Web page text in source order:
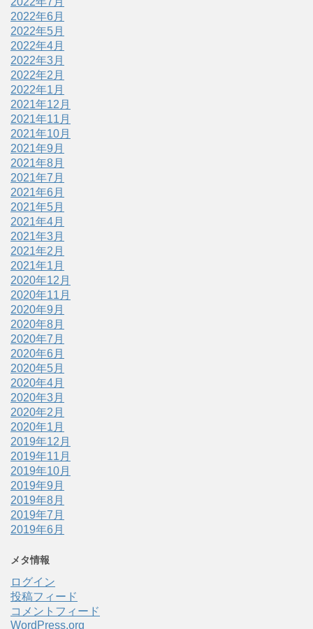
2022年6月
2022年5月
2022年4月
2022年3月
2022年2月
2022年1月
2021年12月
2021年11月
2021年10月
2021年9月
2021年8月
2021年7月
2021年6月
2021年5月
2021年4月
2021年3月
2021年2月
2021年1月
2020年12月
2020年11月
2020年9月
2020年8月
2020年7月
2020年6月
2020年5月
2020年4月
2020年3月
2020年2月
2020年1月
2019年12月
2019年11月
2019年10月
2019年9月
2019年8月
2019年7月
2019年6月
メタ情報
ログイン
投稿フィード
コメントフィード
WordPress.org